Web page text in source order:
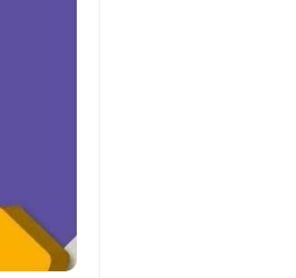
Terbaru dan IP Server GoPartner Gojek